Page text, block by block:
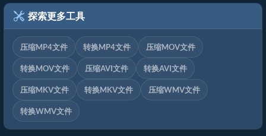
探索更多工具
压缩MP4文件 转换MP4文件 压缩MOV文件
转换MOV文件 压缩AVI文件 转换AVI文件
压缩MKV文件 转换MKV文件 压缩WMV文件
转换WMV文件